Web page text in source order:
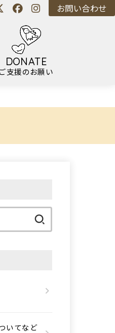
DONATE
ご支援のお願い
お問い合わせ
いてなど